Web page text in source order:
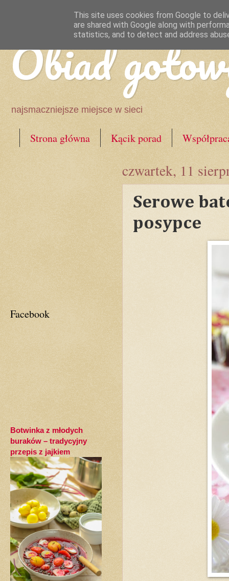
Obiad
najsmaczniejsze miejsce w sieci
Strona główna Kącik porad
czwartek, 11
Serowe
posypce
Facebook
Botwinka z młodych
buraków – tradycyjny
przepis z jajkiem
This site uses cookies from Google to
are shared with Google along with
statistics, and to detect and address